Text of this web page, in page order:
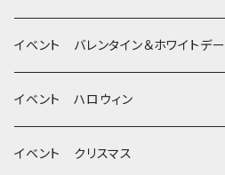
Wonderful Kitchen / (旧)P-ball
MEAT
FISH
グルテンフリー！ _ DOG TREE
ヒマラヤチーズ！ _ loasis
耳
静電気防止スプレー
イベント バレンタイン＆ホワイトデー
イベント ハロウィン
イベント クリスマス